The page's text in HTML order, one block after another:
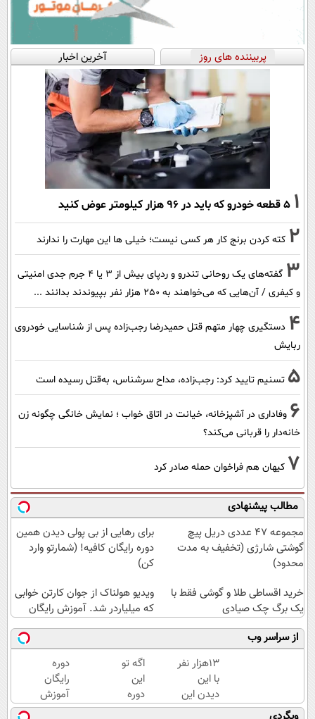
پربیننده های روز آخرین اخبار
1 ۵ قطعه خودرو که باید در ۹۶ هزار کیلومتر عوض کنید
2 کته کردن برنج کار هر کسی نیست؛ خیلی ها این مهارت را ندارند
3
گفته‌های یک روحانی تندرو و ردپای بیش از ۳ یا ۴ جرم جدی امنیتی
و کیفری / آن‌هایی که می‌خواهند به ۲۵۰ هزار نفر بپیوندند بدانند ...
4 دستگیری چهار متهم قتل حمیدرضا رجب‌زاده پس از شناسایی خودروی
ربایش
5 تسنیم تایید کرد: رجب‌زاده، مداح سرشناس، به‌قتل رسیده است
6 وفاداری در آشپزخانه، خیانت در اتاق خواب ؛ نمایش خانگی چگونه زن
خانه‌دار را قربانی می‌کند؟
7 کیهان هم فراخوان حمله صادر کرد
مطالب پیشنهادی
مجموعه 47 عددی دریل پیچ
گوشتی شارژی (تخفیف به مدت
محدود)
برای رهایی از بی پولی دیدن همین
دوره رایگان کافیه! (شمارتو وارد
کن)
خرید اقساطی طلا و گوشی فقط با
یک برگ چک صیادی
ویدیو هولناک از جوان کارتن خوابی
که میلیاردر شد. آموزش رایگان
از سراسر وب
13هزار نفر
با این
دیدن این
دوره به
اگه تو
این
دوره
شرکت
دوره
رایگان
آموزش
ارز